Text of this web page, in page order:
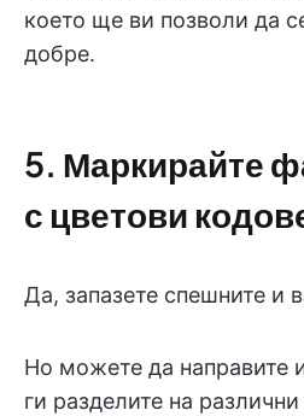
което ще ви позволи да
добре.
5. Маркирайте
с цветови
Да, запазете спешните и
Но можете да направите
ги разделите на